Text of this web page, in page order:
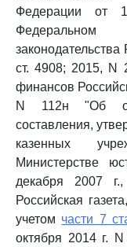
Федерации
Федеральном
ст. 4908; 2015, N
финансов
N 112н "Об
составления,
казенных
Министерстве
декабря 2007
Российская
учетом части 7
октября 2014 г.